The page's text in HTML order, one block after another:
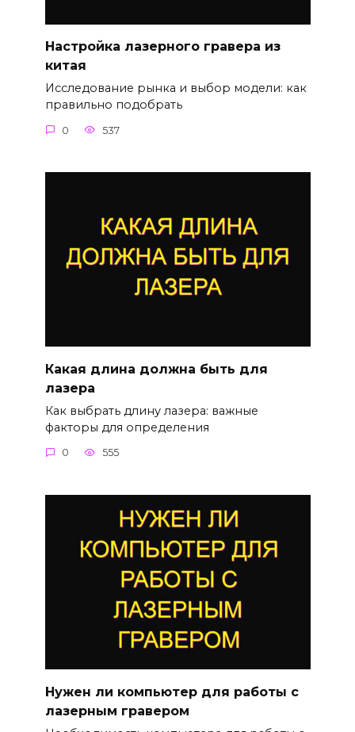
Настройка лазерного гравера из
китая
Исследование рынка и выбор модели: как
правильно подобрать
0 537
Какая длина должна быть для
лазера
Как выбрать длину лазера: важные
факторы для определения
0 555
Нужен ли компьютер для работы с
лазерным гравером